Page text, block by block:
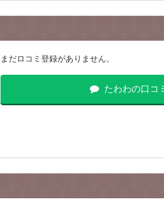
まだロコミ登録がありません。
たわわの口コ